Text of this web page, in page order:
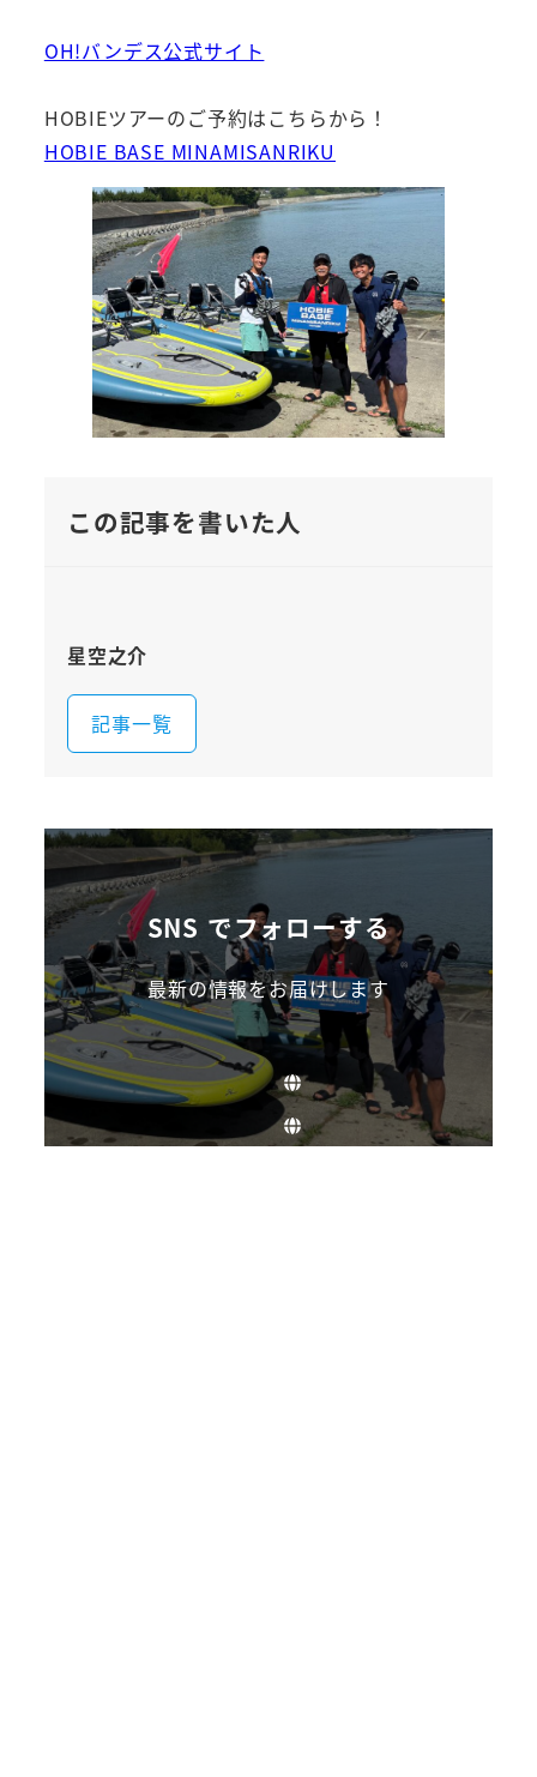
OH!バンデス公式サイト
HOBIEツアーのご予約はこちらから！
HOBIE BASE MINAMISANRIKU
この記事を書いた人
星空之介
記事一覧
SNS でフォローする
最新の情報をお届けします